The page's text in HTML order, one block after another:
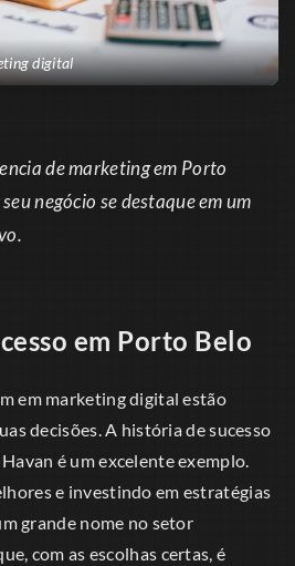
digital
de marketing em Porto
negócio se destaque em um
em Porto Belo
em marketing digital estão
decisões. A história de sucesso
é um excelente exemplo.
e investindo em estratégias
grande nome no setor
com as escolhas certas, é